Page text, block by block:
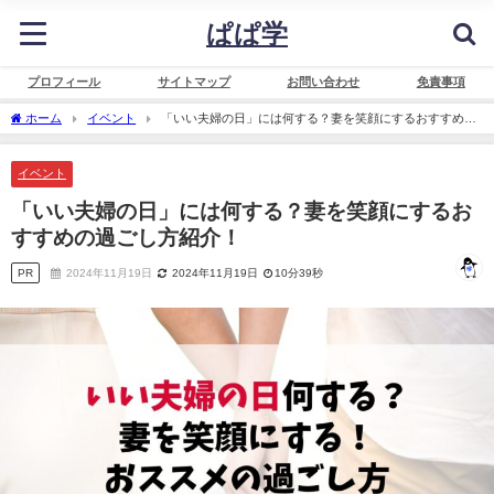
ぱぱ学
プロフィール サイトマップ お問い合わせ 免責事項
ホーム イベント
「いい夫婦の日」には何する？妻を笑顔にするおすすめの
過ごし方紹介！
イベント
「いい夫婦の日」には何する？妻を笑顔にするお
すすめの過ごし方紹介！
PR 2024年11月19日 2024年11月19日 10分39秒